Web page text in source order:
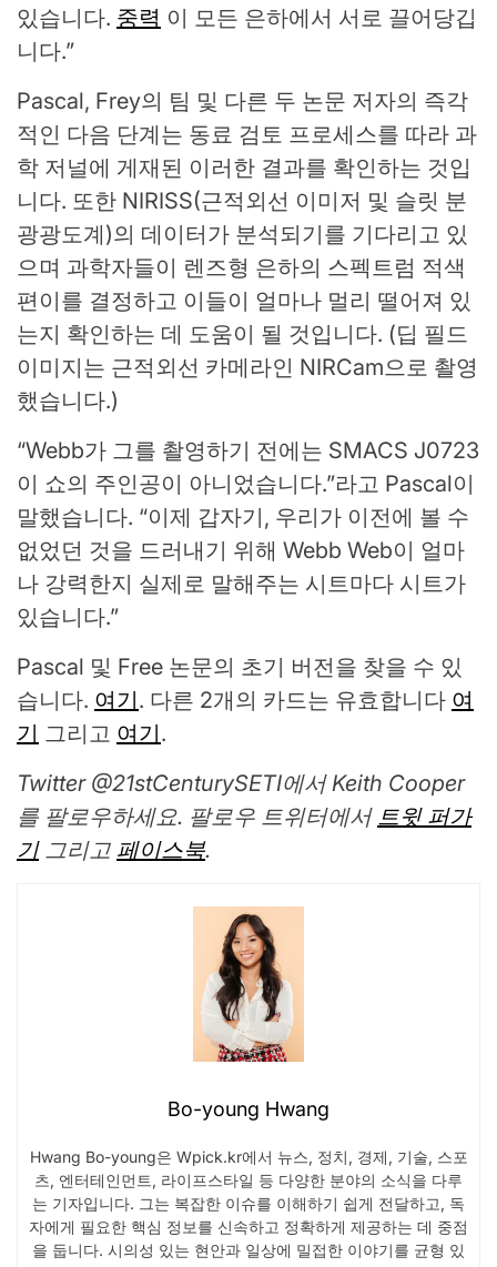
있습니다. 중력 이 모든 은하에서 서로 끌어당깁
니다.”
Pascal, Frey의 팀 및 다른 두 논문 저자의 즉각
적인 다음 단계는 동료 검토 프로세스를 따라 과
학 저널에 게재된 이러한 결과를 확인하는 것입
니다. 또한 NIRISS(근적외선 이미저 및 슬릿 분
광광도계)의 데이터가 분석되기를 기다리고 있
으며 과학자들이 렌즈형 은하의 스펙트럼 적색
편이를 결정하고 이들이 얼마나 멀리 떨어져 있
는지 확인하는 데 도움이 될 것입니다. (딥 필드
이미지는 근적외선 카메라인 NIRCam으로 촬영
했습니다.)
“Webb가 그를 촬영하기 전에는 SMACS J0723
이 쇼의 주인공이 아니었습니다.”라고 Pascal이
말했습니다. “이제 갑자기, 우리가 이전에 볼 수
없었던 것을 드러내기 위해 Webb Web이 얼마
나 강력한지 실제로 말해주는 시트마다 시트가
있습니다.”
Pascal 및 Free 논문의 초기 버전을 찾을 수 있
습니다. 여기. 다른 2개의 카드는 유효합니다 여
기 그리고 여기.
Twitter @21stCenturySETI에서 Keith Cooper
를 팔로우하세요. 팔로우 트위터에서 트윗 퍼가
기그리고 페이스북.
Bo-young Hwang
Hwang Bo-young은 Wpick.kr에서 뉴스, 정치, 경제, 기술, 스포
츠, 엔터테인먼트, 라이프스타일 등 다양한 분야의 소식을 다루
는 기자입니다. 그는 복잡한 이슈를 이해하기 쉽게 전달하고, 독
자에게 필요한 핵심 정보를 신속하고 정확하게 제공하는 데 중점
을 둡니다. 시의성 있는 현안과 일상에 밀접한 이야기를 균형 있